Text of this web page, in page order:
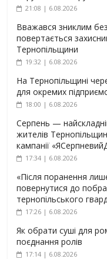
21:08 | 6.08.2026
Вважався зниклим
повертається
Тернопільщини
19:32 | 6.08.2026
На Тернопільщині
для окремих
18:00 | 6.08.2026
Серпень —
жителів
кампанії
17:34 | 6.08.2026
«Після поранення
повернутися до
тернопільського
17:26 | 6.08.2026
Як обрати суші для
поєднання ролів
17:14 | 6.08.2026